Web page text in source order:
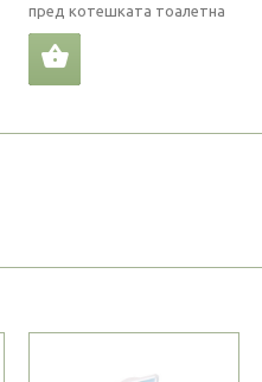
пред котешката тоалетна